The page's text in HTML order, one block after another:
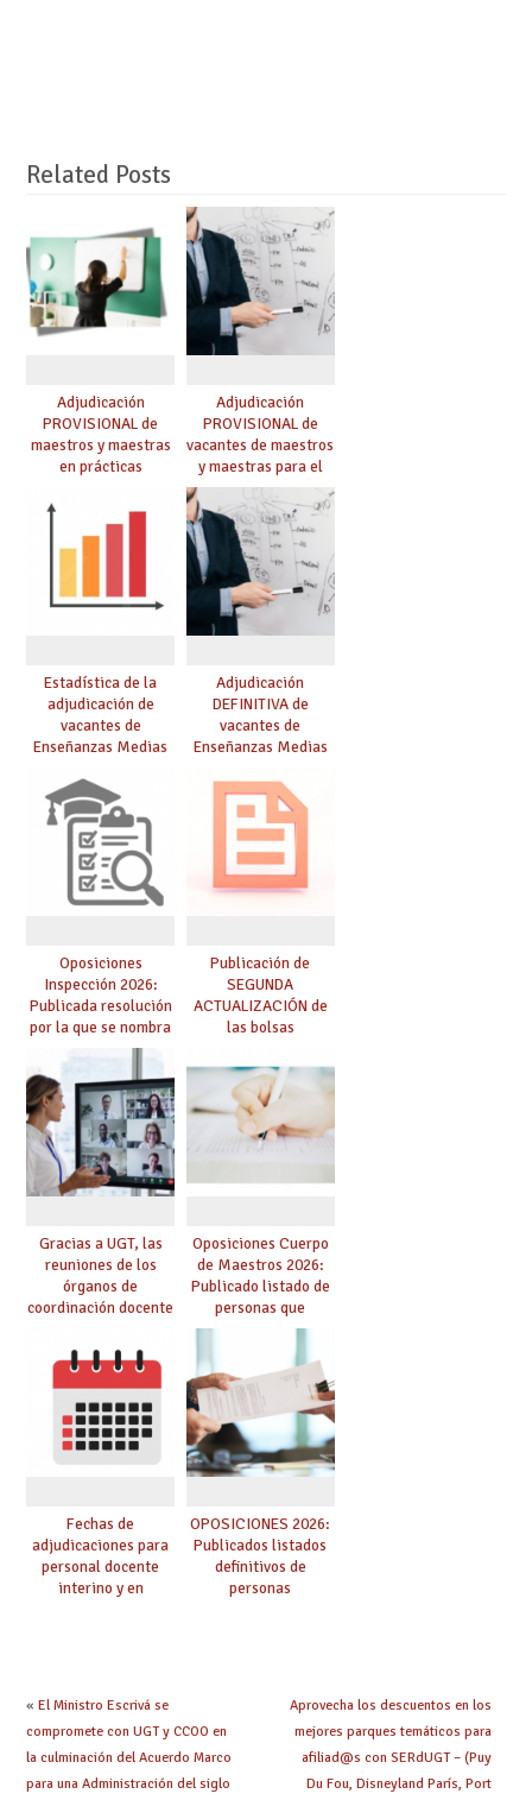
Related Posts
Adjudicación
PROVISIONAL de
maestros y maestras
en prácticas
Adjudicación
PROVISIONAL de
vacantes de maestros
y maestras para el
curso 26-27
Estadística de la
adjudicación de
vacantes de
Enseñanzas Medias
Adjudicación
DEFINITIVA de
vacantes de
Enseñanzas Medias
Oposiciones
Inspección 2026:
Publicada resolución
por la que se nombra
funcionarios/as en
prácticas, se regulan
dichas prácticas y se
convoca acto público
de adjudicación
Publicación de
SEGUNDA
ACTUALIZACIÓN de
las bolsas
Cuerpo de Maestros
de especialidades
convocadas a
oposición
Gracias a UGT, las
reuniones de los
órganos de
coordinación docente
de manera
telemática, sin exigir
presencialidad en el
centro
Oposiciones Cuerpo
de Maestros 2026:
Publicado listado de
personas que
adquieren nueva
especialidad
Fechas de
adjudicaciones para
personal docente
interino y en
OPOSICIONES 2026:
Publicados listados
definitivos de
personas
« El Ministro Escrivá se
compromete con UGT y CCOO en
la culminación del Acuerdo Marco
para una Administración del siglo
Aprovecha los descuentos en los
mejores parques temáticos para
afiliad@s con SERdUGT – (Puy
Du Fou, Disneyland París, Port